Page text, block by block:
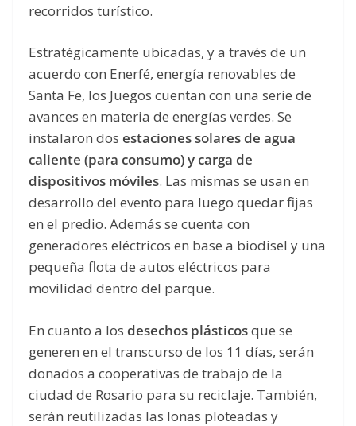
recorridos turístico.
Estratégicamente ubicadas, y a través de un
acuerdo con Enerfé, energía renovables de
Santa Fe, los Juegos cuentan con una serie de
avances en materia de energías verdes. Se
instalaron dos estaciones solares de agua
caliente (para consumo) y carga de
dispositivos móviles. Las mismas se usan en
desarrollo del evento para luego quedar fijas
en el predio. Además se cuenta con
generadores eléctricos en base a biodisel y una
pequeña flota de autos eléctricos para
movilidad dentro del parque.
En cuanto a los desechos plásticosque se
generen en el transcurso de los 11 días, serán
donados a cooperativas de trabajo de la
ciudad de Rosario para su reciclaje. También,
serán reutilizadas las lonas ploteadas y